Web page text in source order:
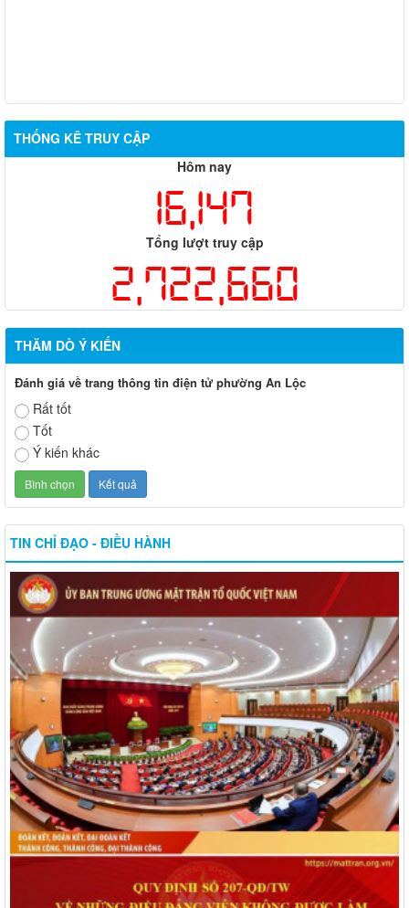
THỐNG KÊ TRUY CẬP
Hôm nay
16,147
Tổng lượt truy cập
2,722,660
THĂM DÒ Ý KIẾN
Đánh giá về trang thông tin điện tử phường An Lộc
Rất tốt
Tốt
Ý kiến khác
TIN CHỈ ĐẠO - ĐIỀU HÀNH